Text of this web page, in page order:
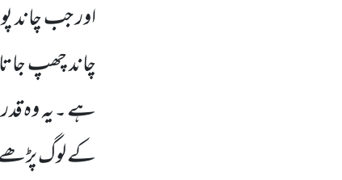
اور جب چاند
چاند چھپ
ہے ۔یہ وہ
کے لوگ